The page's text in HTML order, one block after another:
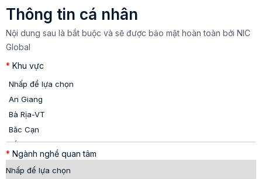
Thông tin cá nhân
Nội dung sau là bắt buộc và sẽ được bảo mật hoàn toàn bởi NIC
Global
* Khu vực
* Ngành nghề quan tâm